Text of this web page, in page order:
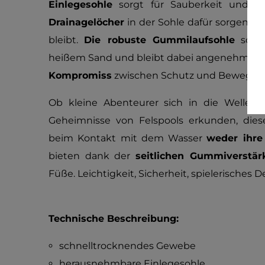
Einlegesohle sorgt für Sauberkeit und
Drainagelöcher in der Sohle dafür sorgen,
bleibt. Die robuste Gummilaufsohle
heißem Sand und bleibt dabei angenehm
Kompromiss zwischen Schutz und
Ob kleine Abenteurer sich in die Wellen
Geheimnisse von Felspools erkunden,
beim Kontakt mit dem Wasserweder ihre
bieten dank der seitlichen
Füße. Leichtigkeit, Sicherheit, spielerisches
Technische Beschreibung:
schnelltrocknendes Gewebe